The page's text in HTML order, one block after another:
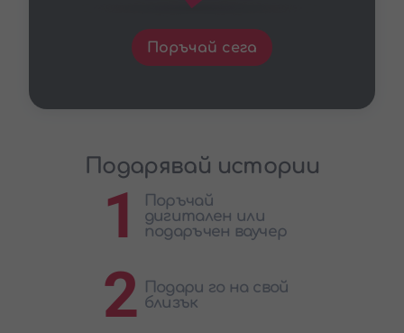
Поръчай сега
Подарявай истории
1
Поръчай
дигитален или
подаръчен ваучер
2
Подари го на свой
близък